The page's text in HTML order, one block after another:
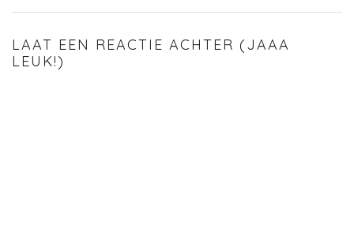
LAAT EEN REACTIE ACHTER (JAAA
LEUK!)